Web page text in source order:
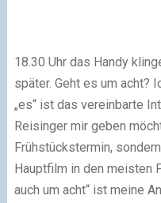
18.30 Uhr das Handy
später. Geht es um acht?
„es“ ist das vereinbarte
Reisinger mir geben
Frühstückstermin,
Hauptfilm in den meisten
auch um acht“ ist meine